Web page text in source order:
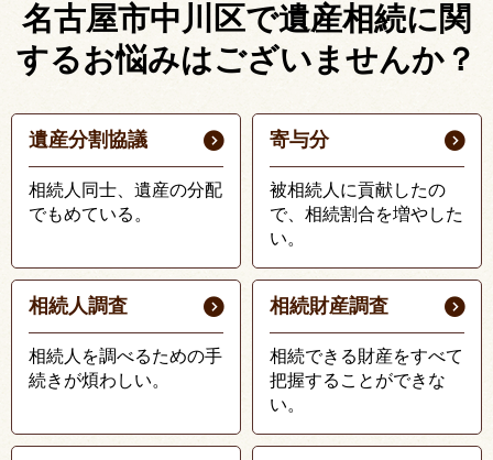
名古屋市中川区で遺産相続に関
するお悩みはございませんか？
遺産分割協議
相続人同士、遺産の分配
でもめている。
寄与分
被相続人に貢献したの
で、相続割合を増やした
い。
相続人調査
相続人を調べるための手
続きが煩わしい。
相続財産調査
相続できる財産をすべて
把握することができな
い。